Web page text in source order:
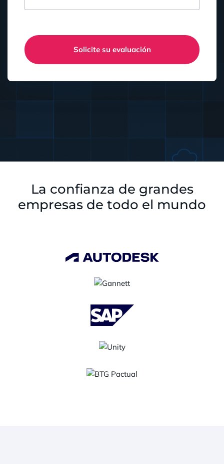
Solicite su evaluación
La confianza de grandes
empresas de todo el mundo